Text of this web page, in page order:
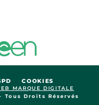
Tous Droits Réservés
MARQUE DIGITALE
COOKIES